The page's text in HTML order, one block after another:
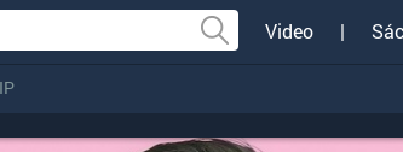
Video |